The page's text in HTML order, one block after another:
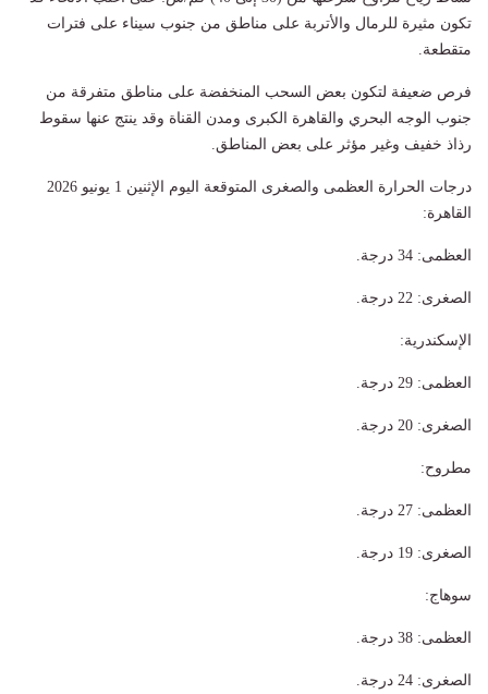
تكون مثيرة للرمال والأتربة على مناطق من جنوب سيناء على فترات
متقطعة.
​فرص ضعيفة لتكون بعض السحب المنخفضة على مناطق متفرقة من
جنوب الوجه البحري والقاهرة الكبرى ومدن القناة وقد ينتج عنها سقوط
رذاذ خفيف وغير مؤثر على بعض المناطق.
درجات الحرارة العظمى والصغرى المتوقعة اليوم الإثنين 1 يونيو 2026
​القاهرة:
​العظمى: 34 درجة.
​الصغرى: 22 درجة.
​الإسكندرية:
​العظمى: 29 درجة.
​الصغرى: 20 درجة.
​مطروح:
​العظمى: 27 درجة.
​الصغرى: 19 درجة.
​سوهاج:
​العظمى: 38 درجة.
​الصغرى: 24 درجة.